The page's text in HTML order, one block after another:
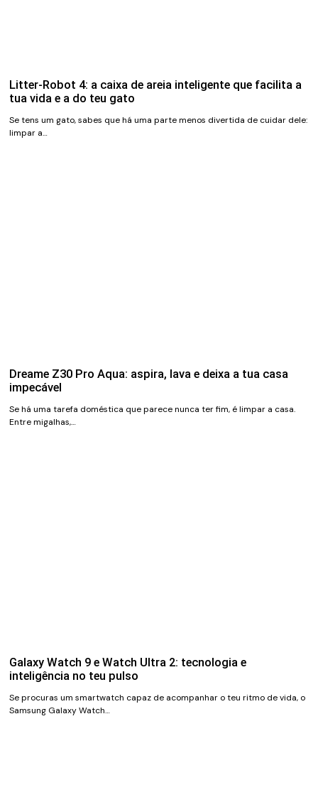
Litter-Robot 4: a caixa de areia inteligente que facilita a
tua vida e a do teu gato
Se tens um gato, sabes que há uma parte menos divertida de cuidar dele:
limpar a…
Dreame Z30 Pro Aqua: aspira, lava e deixa a tua casa
impecável
Se há uma tarefa doméstica que parece nunca ter fim, é limpar a casa.
Entre migalhas,…
Galaxy Watch 9 e Watch Ultra 2: tecnologia e
inteligência no teu pulso
Se procuras um smartwatch capaz de acompanhar o teu ritmo de vida, o
Samsung Galaxy Watch…